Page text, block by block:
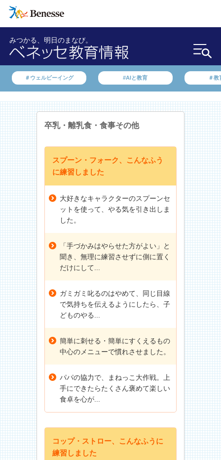
みつかる、明日のまなび。
＃ウェルビーイング #AIと教育 ＃教
卒乳・離乳食・食事その他
スプーン・フォーク、こんなふう
に練習しました
大好きなキャラクターのスプーンセ
ットを使って、やる気を引き出しま
した。
「手づかみはやらせた方がよい」と
聞き、無理に練習させずに側に置く
だけにして...
ガミガミ叱るのはやめて、同じ目線
で気持ちを伝えるようにしたら、子
どものやる...
簡単に刺せる・簡単にすくえるもの
中心のメニューで慣れさせました。
パパの協力で、まねっこ大作戦。上
手にできたらたくさん褒めて楽しい
食卓を心が...
コップ・ストロー、こんなふうに
練習しました